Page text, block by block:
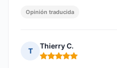
Opinión traducida
T
Thierry C.
Nota: 5 de 5